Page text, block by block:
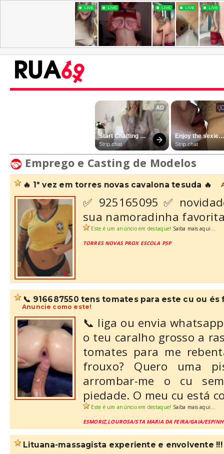
Emprego e Casting de Modelos
🔥 1* vez em torres novas cavalona tesuda 🔥
✅ 925165095 ✅
sua namoradinha
Este é um anúncio em destaque! Saiba mais aqui...
TORRES NOVAS PROX ESCOLA PSP
📞 916687550 tens tomates para este cu ou
Anuncie como este!
📞 liga ou envia
o teu caralho grosso a
tomates para me
frouxo? Quero uma
arrombar-me o cu
piedade. O meu cu está
Este é um anúncio em destaque! Saiba mais aqui...
ESMORIZ,LOUROSA/STA MARIA DA FEIRA/GAIA/
lituana-massagista experiente e envolvente !!!